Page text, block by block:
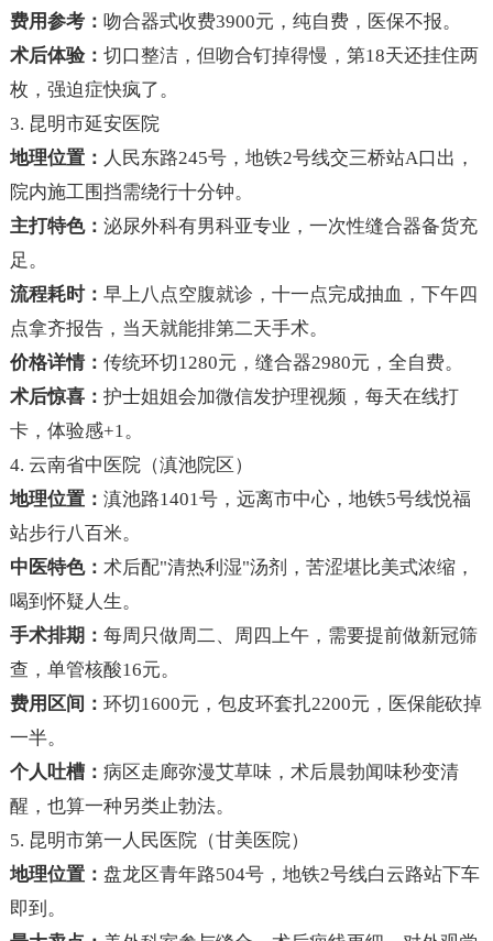
费用参考： 吻合器式收费3900元，纯自费，医保不报。
术后体验： 切口整洁，但吻合钉掉得慢，第18天还挂住两
枚，强迫症快疯了。
3. 昆明市延安医院
地理位置： 人民东路245号，地铁2号线交三桥站A口出，
院内施工围挡需绕行十分钟。
主打特色： 泌尿外科有男科亚专业，一次性缝合器备货充
足。
流程耗时： 早上八点空腹就诊，十一点完成抽血，下午四
点拿齐报告，当天就能排第二天手术。
价格详情： 传统环切1280元，缝合器2980元，全自费。
术后惊喜： 护士姐姐会加微信发护理视频，每天在线打
卡，体验感+1。
4. 云南省中医院（滇池院区）
地理位置： 滇池路1401号，远离市中心，地铁5号线悦福
站步行八百米。
中医特色： 术后配"清热利湿"汤剂，苦涩堪比美式浓缩，
喝到怀疑人生。
手术排期： 每周只做周二、周四上午，需要提前做新冠筛
查，单管核酸16元。
费用区间： 环切1600元，包皮环套扎2200元，医保能砍掉
一半。
个人吐槽： 病区走廊弥漫艾草味，术后晨勃闻味秒变清
醒，也算一种另类止勃法。
5. 昆明市第一人民医院（甘美医院）
地理位置： 盘龙区青年路504号，地铁2号线白云路站下车
即到。